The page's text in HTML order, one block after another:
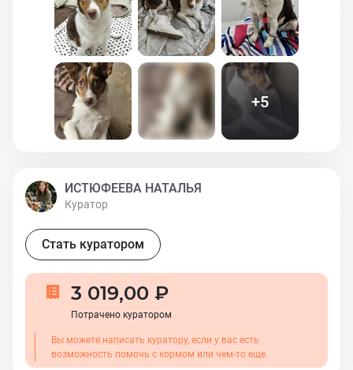
выживать. И вот я приехала в Москву и очень
надеюсь, что уж здесь-то я встречу свою настоящую
+5
ИСТЮФЕЕВА НАТАЛЬЯ
Куратор
Стать куратором
3 019,00 ₽
Потрачено куратором
Вы можете написать куратору, если у вас есть
возможность помочь с кормом или чем-то еще.